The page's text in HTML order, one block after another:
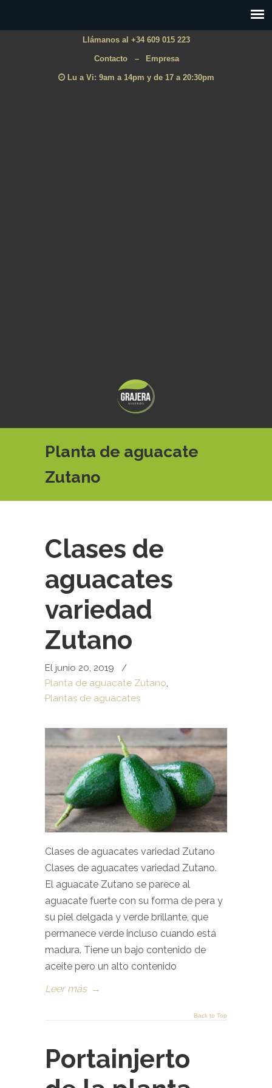
Llámanos al +34 609 015 223
Contacto – Empresa
Lu a Vi: 9am a 14pm y de 17 a 20:30pm
Planta de aguacate
Zutano
Clases de
aguacates
variedad
Zutano
El junio 20, 2019
/
Planta de aguacate Zutano,
Plantas de aguacates
Clases de aguacates variedad Zutano
Clases de aguacates variedad Zutano.
El aguacate Zutano se parece al
aguacate fuerte con su forma de pera y
su piel delgada y verde brillante, que
permanece verde incluso cuando está
madura. Tiene un bajo contenido de
aceite pero un alto contenido
Leer más →
Back to Top
Portainjerto